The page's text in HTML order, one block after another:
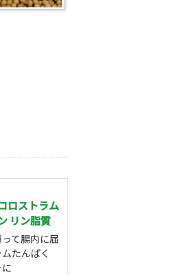
ロストラム
リン脂質
て腸内に届
たんぱく